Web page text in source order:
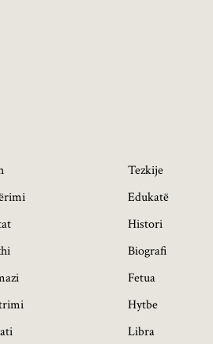
Tezkije
Edukatë
Histori
Biografi
Fetua
Hytbe
Libra